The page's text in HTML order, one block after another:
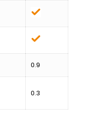
0.9
0.3